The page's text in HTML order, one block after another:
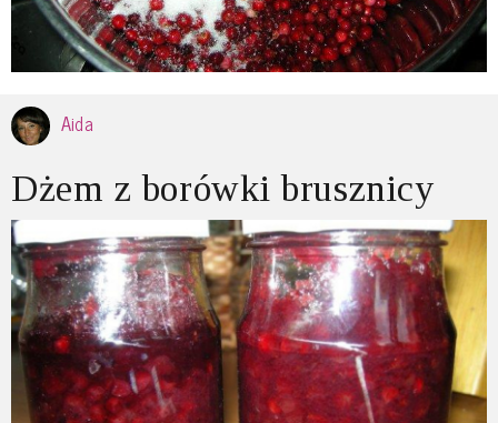
Aida
Dżem z borówki brusznicy